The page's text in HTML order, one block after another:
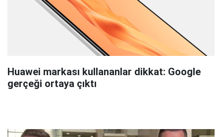
Huawei markası kullananlar dikkat: Google
gerçeği ortaya çıktı